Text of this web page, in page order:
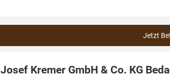
Jetzt
Josef Kremer GmbH & Co. KG